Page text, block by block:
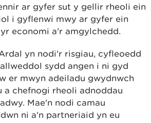
ar gyfer sut y gellir rheoli ein
i gyflenwi mwy ar gyfer ein
economi a'r amgylchedd.
yn nodi'r risgiau, cyfleoedd
sydd angen i ni gyd
er mwyn adeiladu gwydnwch
a chefnogi rheoli adnoddau
Mae'n nodi camau
ni a'n partneriaid yn eu